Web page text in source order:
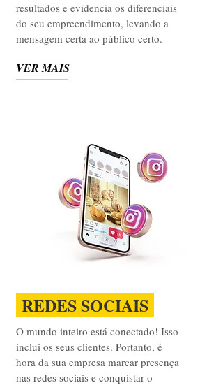
resultados e evidencia os diferenciais
do seu empreendimento, levando a
mensagem certa ao público certo.
VER MAIS
REDES SOCIAIS
O mundo inteiro está conectado! Isso
inclui os seus clientes. Portanto, é
hora da sua empresa marcar presença
nas redes sociais e conquistar o